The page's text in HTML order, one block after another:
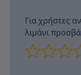
Για χρήστες
λιμάνι